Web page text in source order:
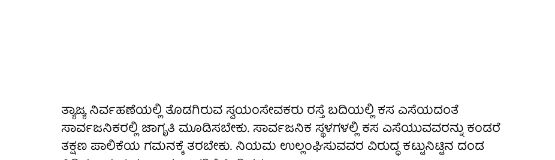
ತ್ಯಾಜ್ಯ ನಿರ್ವಹಣೆಯಲ್ಲಿ ತೊಡಗಿರುವ ಸ್ವಯಂಸೇವಕರು ರಸ್ತೆ ಬದಿಯಲ್ಲಿ ಕಸ ಎಸೆಯದಂತೆ
ಸಾರ್ವಜನಿಕರಲ್ಲಿ ಜಾಗೃತಿ ಮೂಡಿಸಬೇಕು. ಸಾರ್ವಜನಿಕ ಸ್ಥಳಗಳಲ್ಲಿ ಕಸ ಎಸೆಯುವವರನ್ನು ಕಂಡರೆ
ತಕ್ಷಣ ಪಾಲಿಕೆಯ ಗಮನಕ್ಕೆ ತರಬೇಕು. ನಿಯಮ ಉಲ್ಲಂಘಿಸುವವರ ವಿರುದ್ಧ ಕಟ್ಟುನಿಟ್ಟಿನ ದಂಡ